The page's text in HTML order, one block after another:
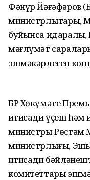
Фәнүр Йәғәфәров
министрлыҡтары,
буйынса
мәғлүмәт
эшмәкәрлеген
БР Хөкүмәте
иҡтисади үҫеш һәм
министры Рөстәм
министрлығы,
иҡтисади
комитеттары